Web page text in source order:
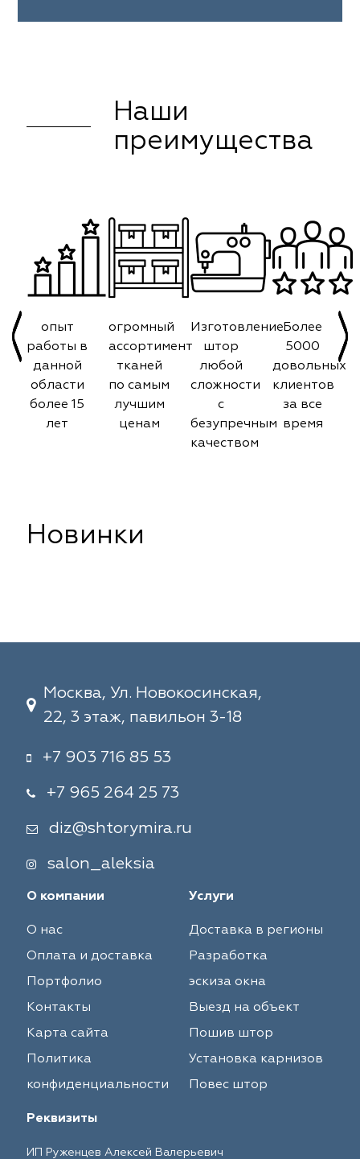
Наши
преимущества
опыт
работы в
данной
области
более 15
лет
огромный
ассортимент
тканей
по самым
лучшим
ценам
Изготовление
штор
любой
сложности
с
безупречным
качеством
Более
5000
довольных
клиентов
за все
время
Новинки
Москва, Ул. Новокосинская,
22, 3 этаж, павильон 3-18
+7 903 716 85 53
+7 965 264 25 73
diz@shtorymira.ru
salon_aleksia
О компании
О нас
Оплата и доставка
Портфолио
Контакты
Карта сайта
Политика
конфиденциальности
Услуги
Доставка в регионы
Разработка
эскиза окна
Выезд на объект
Пошив штор
Установка карнизов
Повес штор
Реквизиты
ИП Руженцев Алексей Валерьевич